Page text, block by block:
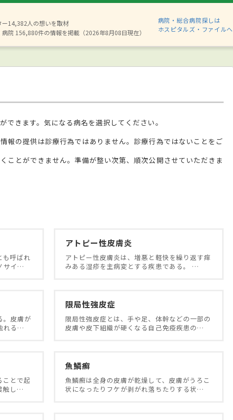
ー14,382人の想いを取材
院 156,880件の情報を掲載（2026年8月08日現在）
病院・総合病院探しは
ホスピタルズ・ファイルへ
できます。気になる病名を選択してください。
報の提供は診療行為ではありません。診療行為ではないことをご
ことができません。準備が整い次第、順次公開させていただきま
も呼ばれ
サイ…
アトピー性皮膚炎
アトピー性皮膚炎は、増悪と軽快を繰り返す痒
みある湿疹を主病変とする疾患である。 …
。皮膚が
れる…
限局性強皮症
限局性強皮症とは、手や足、体幹などの一部の
皮膚や皮下組織が硬くなる自己免疫疾患の…
ことで起
触し…
魚鱗癬
魚鱗癬は全身の皮膚が乾燥して、皮膚がうろこ
状になったりフケが剥がれ落ちたりする状…